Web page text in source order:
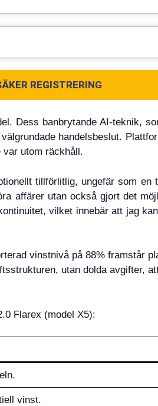
REGISTRERING
Dess banbrytande AI-teknik,
handelsbeslut.
var utom räckhåll.
tillförlitlig, ungefär som en
affärer utan också gjort det
vilket innebär att jag
vinstnivå på 88% framstår
utan dolda avgifter,
Flarex (model X5):
vinst.